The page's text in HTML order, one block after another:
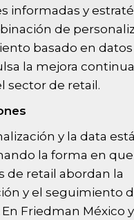
informadas y
de
basado en datos
la mejora continua
sector de retail.
y la data
la forma en que
de retail abordan la
y el seguimiento
Friedman México y